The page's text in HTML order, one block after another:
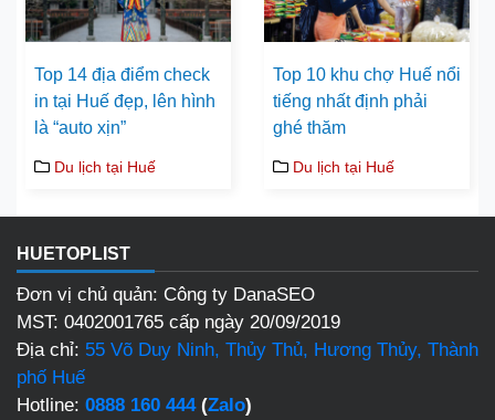
Top 14 địa điểm check
in tại Huế đẹp, lên hình
là “auto xịn”
Du lịch tại Huế
Top 10 khu chợ Huế nổi
tiếng nhất định phải
ghé thăm
Du lịch tại Huế
HUETOPLIST
Đơn vị chủ quản: Công ty DanaSEO
MST: 0402001765 cấp ngày 20/09/2019
Địa chỉ: 55 Võ Duy Ninh, Thủy Thủ, Hương Thủy, Thành
phố Huế
Hotline: 0888 160 444(Zalo)